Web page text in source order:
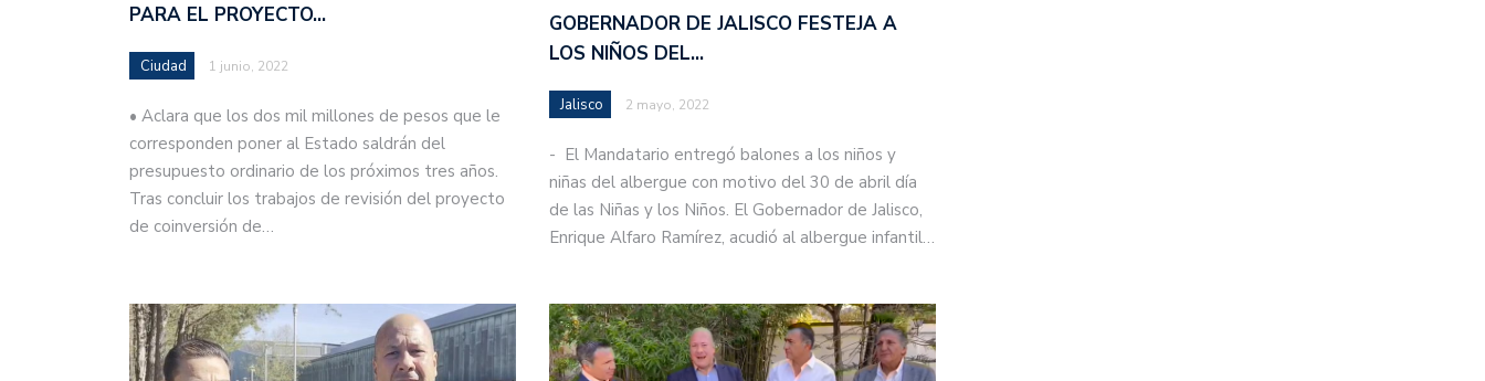
PARA EL PROYECTO…
Ciudad 1 junio, 2022
• Aclara que los dos mil millones de pesos que le
corresponden poner al Estado saldrán del
presupuesto ordinario de los próximos tres años.
Tras concluir los trabajos de revisión del proyecto
de coinversión de…
GOBERNADOR DE JALISCO FESTEJA A
LOS NIÑOS DEL…
Jalisco 2 mayo, 2022
- El Mandatario entregó balones a los niños y
niñas del albergue con motivo del 30 de abril día
de las Niñas y los Niños. El Gobernador de Jalisco,
Enrique Alfaro Ramírez, acudió al albergue infantil…